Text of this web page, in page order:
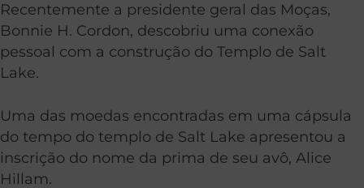
Recentemente a presidente geral das Moças,
Bonnie H. Cordon, descobriu uma conexão
pessoal com a construção do Templo de Salt
Lake.
Uma das moedas encontradas em uma cápsula
do tempo do templo de Salt Lake apresentou a
inscrição do nome da prima de seu avô, Alice
Hillam.